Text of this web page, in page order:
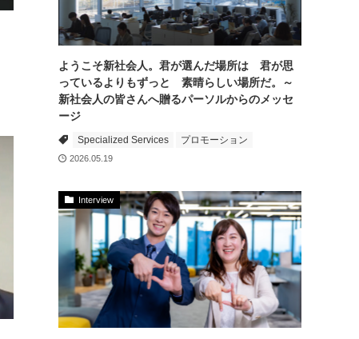
ようこそ新社会人。君が選んだ場所は 君が思
っているよりもずっと 素晴らしい場所だ。～
新社会人の皆さんへ贈るパーソルからのメッセ
ージ
Specialized Services プロモーション
2026.05.19
Interview